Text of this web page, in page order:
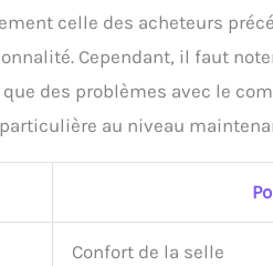
celle des acheteurs
Cependant, il faut
des problèmes avec le
au niveau
Confort de la selle